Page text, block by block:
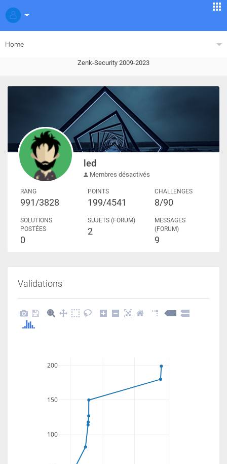
Home
Zenk-Security 2009-2023
led
Membres désactivés
RANG
991/3828
POINTS
199/4541
CHALLENGES
8/90
SOLUTIONS
POSTÉES
0
SUJETS (FORUM)
2
MESSAGES
(FORUM)
9
Validations
100
150
200